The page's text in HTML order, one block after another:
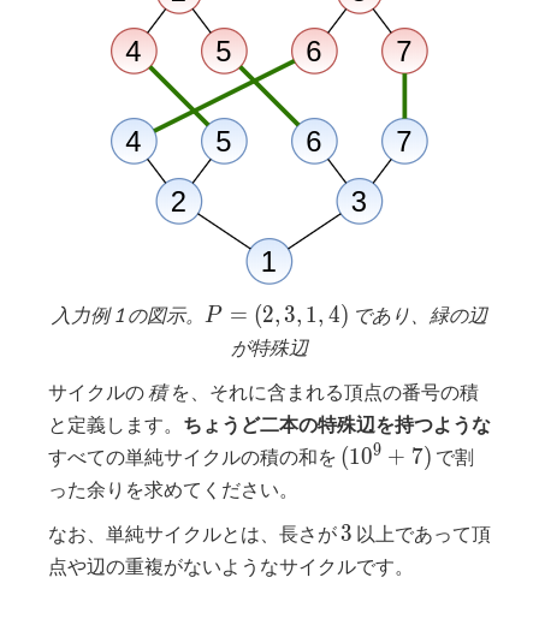
入力例 1 の図示。
P
3,
1,
4)
P = (2, 3, 1, 4) であり、緑の辺
が特殊辺
サイクルの積を、それに含まれる頂点の番号の積
と定義します。 ちょうど二本の特殊辺を持つような
すべての単純サイクルの積の和を (10^9+7)
(109 + 7) で割
った余りを求めてください。
なお、単純サイクルとは、長さが 3
3 以上であって頂
点や辺の重複がないようなサイクルです。